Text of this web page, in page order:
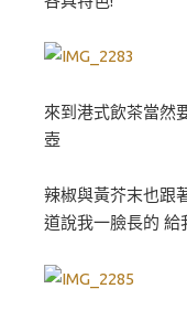
來到港式飲茶當然
壺
辣椒與黃芥末也跟
道說我一臉長的 給